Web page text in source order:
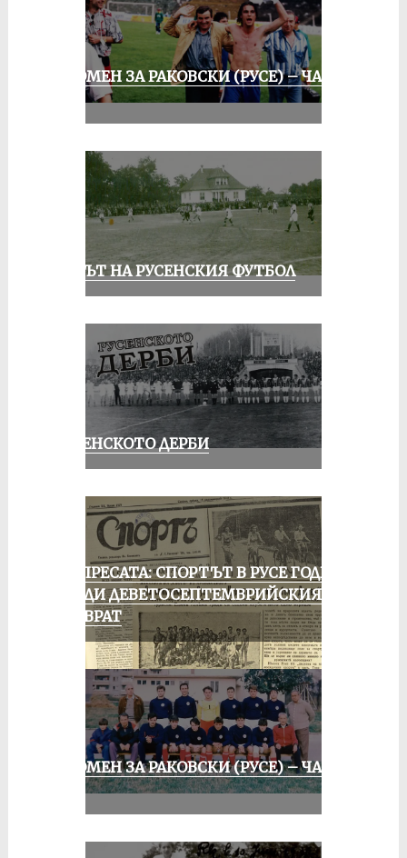
СПОМЕН ЗА РАКОВСКИ (РУСЕ) – ЧАСТ
ВЕКЪТ НА РУСЕНСКИЯ ФУТБОЛ
РУСЕНСКОТО ДЕРБИ
ОТ ПРЕСАТА: СПОРТЪТ В РУСЕ ГОДИНА
ПРЕДИ ДЕВЕТОСЕПТЕМВРИЙСКИЯ
ПРЕВРАТ
СПОМЕН ЗА РАКОВСКИ (РУСЕ) – ЧАСТ